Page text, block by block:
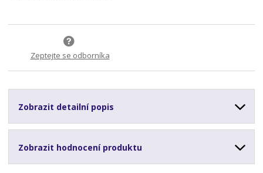
Zeptejte se odborníka
Zobrazit detailní popis
Zobrazit hodnocení produktu